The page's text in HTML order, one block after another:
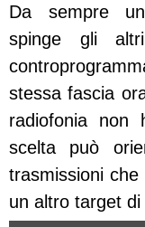
Da sempre
spinge gli
stessa fascia
radiofonia non
scelta può
trasmissioni
un altro target